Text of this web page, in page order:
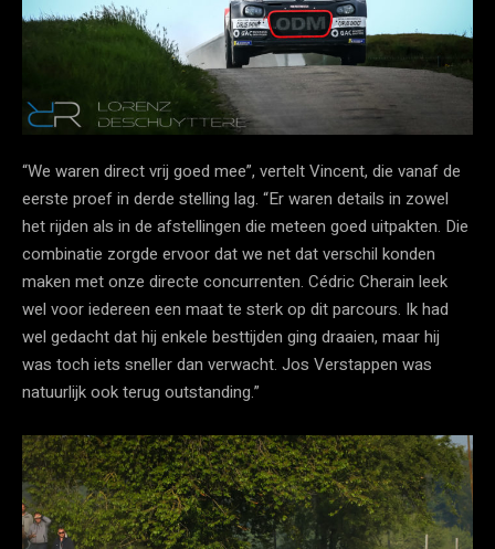
“We waren direct vrij goed mee”, vertelt Vincent, die vanaf de
eerste proef in derde stelling lag. “Er waren details in zowel
het rijden als in de afstellingen die meteen goed uitpakten. Die
combinatie zorgde ervoor dat we net dat verschil konden
maken met onze directe concurrenten. Cédric Cherain leek
wel voor iedereen een maat te sterk op dit parcours. Ik had
wel gedacht dat hij enkele besttijden ging draaien, maar hij
was toch iets sneller dan verwacht. Jos Verstappen was
natuurlijk ook terug outstanding.”